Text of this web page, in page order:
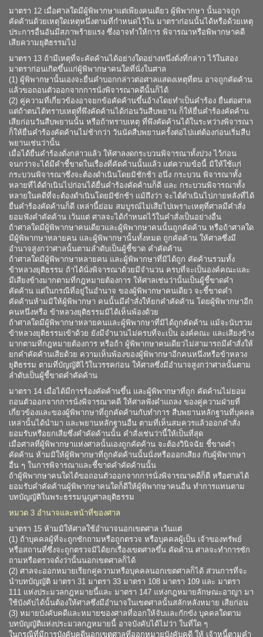
มาตรา 12 เมื่อศาลใดมีผู้พิพากษาแต่เพียงคนเดียว ผู้พิพากษา นั้นอาจถูก
คัดค้านด้วยเหตุใดเหตุหนึ่งตามที่กำหนดไว้ใน มาตราก่อนนั้นได้หรือด้วยเหตุ
ประการอื่นอันมีสภาพร้ายแรง ซึ่งอาจทำให้การ พิจารณาหรือพิพากษาคดี
เสียความยุติธรรมไป
มาตรา 13 ถ้ามีเหตุที่จะคัดค้านได้อย่างใดอย่างหนึ่งดั่งที่กล่าว ไว้ในสอง
มาตราก่อนเกิดขึ้นแก่ผู้พิพากษาคนใดที่นั่งในศาล
(1) ผู้พิพากษานั้นเองจะยื่นคำบอกกล่าวต่อศาลแสดงเหตุที่ตน อาจถูกคัดค้าน
แล้วขอถอนตัวออกจากการนั่งพิจารณาคดีนั้นก็ได้
(2) คู่ความที่เกี่ยวข้องอาจยกข้อคัดค้านขึ้นอ้างโดยทำเป็นคำร้อง ยื่นต่อศาล
แต่ถ้าตนได้ทราบเหตุที่พึงคัดค้านได้ก่อนวันสืบพยาน ก็ให้ยื่นคำร้องคัดค้าน
เสียก่อนวันสืบพยานนั้น หรือถ้าทราบเหตุ ที่พึงคัดค้านได้ในระหว่างพิจารณา
ก็ให้ยื่นคำร้องคัดค้านไม่ช้ากว่า วันนัดสืบพยานครั้งต่อไปแต่ต้องก่อนเริ่มสืบ
พยานเช่นว่านั้น
เมื่อได้ยื่นคำร้องดั่งกล่าวแล้ว ให้ศาลงดกระบวนพิจารณาทั้งปวง ไว้ก่อน
จนกว่าจะได้มีคำชี้ขาดในเรื่องที่คัดค้านนั้นแล้ว แต่ความข้อนี้ มิให้ใช้แก่
กระบวนพิจารณาซึ่งจะต้องดำเนินโดยมิชักช้า อนึ่ง กระบวน พิจารณาทั้ง
หลายที่ได้ดำเนินไปก่อนได้ยื่นคำร้องคัดค้านก็ดี และ กระบวนพิจารณาทั้ง
หลายในคดีที่จะต้องดำเนินโดยมิชักช้า แม้ถึงว่า จะได้ดำเนินไปภายหลังที่ได้
ยื่นคำร้องคัดค้านก็ดี เหล่านี้ย่อม สมบูรณ์ไม่เสียไปเพราะเหตุที่ศาลมีคำสั่ง
ยอมฟังคำคัดค้าน เว้นแต่ ศาลจะได้กำหนดไว้ในคำสั่งเป็นอย่างอื่น
ถ้าศาลใดมีผู้พิพากษาคนเดียวและผู้พิพากษาคนนั้นถูกคัดค้าน หรือถ้าศาลใด
มีผู้พิพากษาหลายคน และผู้พิพากษานั้นทั้งหมด ถูกคัดค้าน ให้ศาลซึ่งมี
อำนาจสูงกว่าศาลนั้นตามลำดับเป็นผู้ชี้ขาด คำคัดค้าน
ถ้าศาลใดมีผู้พิพากษาหลายคน และผู้พิพากษาที่มิได้ถูก คัดค้านรวมทั้ง
ข้าหลวงยุติธรรม ถ้าได้นั่งพิจารณาด้วยมีจำนวน ครบที่จะเป็นองค์คณะและ
มีเสียงข้างมากตามที่กฎหมายต้องการ ให้ศาลเช่นว่านั้นเป็นผู้ชี้ขาดคำ
คัดค้าน แต่ในกรณีที่อยู่ในอำนาจ ของผู้พิพากษาคนเดียว จะชี้ขาดคำ
คัดค้านห้ามมิให้ผู้พิพากษา คนนั้นมีคำสั่งให้ยกคำคัดค้าน โดยผู้พิพากษาอีก
คนหนึ่งหรือ ข้าหลวงยุติธรรมมิได้เห็นพ้องด้วย
ถ้าศาลใดมีผู้พิพากษาหลายคนและผู้พิพากษาที่มิได้ถูกคัดค้าน แม้จะนับรวม
ข้าหลวงยุติธรรมเข้าด้วย ยังมีจำนวนไม่ครบที่จะเป็น องค์คณะ และเสียงข้าง
มากตามที่กฎหมายต้องการ หรือถ้า ผู้พิพากษาคนเดียวไม่สามารถมีคำสั่งให้
ยกคำคัดค้านเสียด้วย ความเห็นพ้องของผู้พิพากษาอีกคนหนึ่งหรือข้าหลวง
ยุติธรรม ตามที่บัญญัติไว้ในวรรคก่อน ให้ศาลซึ่งมีอำนาจสูงกว่าศาลนั้นตาม
ลำดับเป็นผู้ชี้ขาดคำคัดค้าน
มาตรา 14 เมื่อได้มีการร้องคัดค้านขึ้น และผู้พิพากษาที่ถูก คัดค้านไม่ยอม
ถอนตัวออกจากการนั่งพิจารณาคดี ให้ศาลฟังคำแถลง ของคู่ความฝ่ายที่
เกี่ยวข้องและของผู้พิพากษาที่ถูกคัดค้านกับทำการ สืบพยานหลักฐานที่บุคคล
เหล่านั้นได้นำมา และพยานหลักฐานอื่น ตามที่เห็นสมควรแล้วออกคำสั่ง
ยอมรับหรือยกเสียซึ่งคำคัดค้านนั้น คำสั่งเช่นว่านี้ให้เป็นที่สุด
เมื่อศาลที่ผู้พิพากษาแห่งศาลนั้นเองถูกคัดค้าน จะต้องวินิจฉัย ชี้ขาดคำ
คัดค้าน ห้ามมิให้ผู้พิพากษาที่ถูกคัดค้านนั้นนั่งหรือออกเสียง กับผู้พิพากษา
อื่น ๆ ในการพิจารณาและชี้ขาดคำคัดค้านนั้น
ถ้าผู้พิพากษาคนใดได้ขอถอนตัวออกจากการนั่งพิจารณาคดีก็ดี หรือศาลได้
ยอมรับคำคัดค้านผู้พิพากษาคนใดก็ดีให้ผู้พิพากษาคนอื่น ทำการแทนตาม
บทบัญญัติในพระธรรมนูญศาลยุติธรรม
หมวด 3 อำนาจและหน้าที่ของศาล
มาตรา 15 ห้ามมิให้ศาลใช้อำนาจนอกเขตศาล เว้นแต่
(1) ถ้าบุคคลผู้ที่จะถูกซักถามหรือถูกตรวจ หรือบุคคลผู้เป็น เจ้าของทรัพย์
หรือสถานที่ซึ่งจะถูกตรวจมิได้ยกเรื่องเขตศาลขึ้น คัดค้าน ศาลจะทำการซัก
ถามหรือตรวจดั่งว่านั้นนอกเขตศาลก็ได้
(2) ศาลจะออกหมายเรียกคู่ความหรือบุคคลนอกเขตศาลก็ได้ ส่วนการที่จะ
นำบทบัญญัติ มาตรา 31 มาตรา 33 มาตรา 108 มาตรา 109 และ มาตรา
111 แห่งประมวลกฎหมายนี้และ มาตรา 147 แห่งกฎหมายลักษณะอาญา มา
ใช้บังคับได้นั้นต้องให้ศาลซึ่งมีอำนาจในเขตศาลนั้นสลักหลังหมาย เสียก่อน
(3) หมายบังคับคดีและหมายของศาลที่ออกให้จับและกักขัง บุคคลใดตาม
บทบัญญัติแห่งประมวลกฎหมายนี้ อาจบังคับได้ไม่ว่า ในที่ใด ๆ
ในกรณีที่มีการบังคับคดีนอกเขตศาลที่ออกหมายบังคับคดี ให้ เจ้าหนี้ตามคำ